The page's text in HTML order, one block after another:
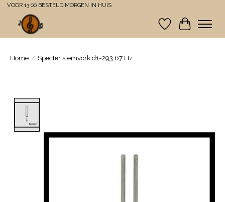
VOOR 13:00 BESTELD MORGEN IN HUIS
Verlanglijst
Home / Specter stemvork d1-293.67 Hz.